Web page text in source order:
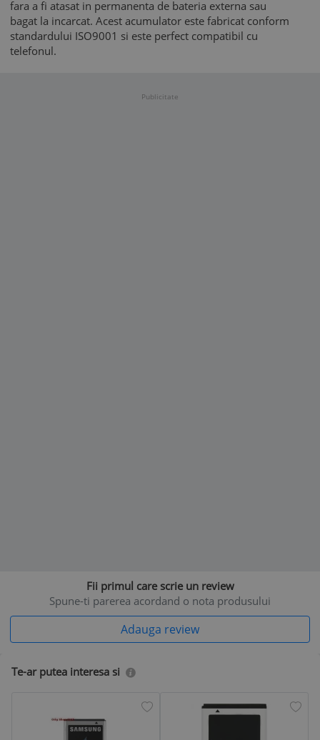
fara a fi atasat in permanenta de bateria externa sau
bagat la incarcat. Acest acumulator este fabricat conform
standardului ISO9001 si este perfect compatibil cu
telefonul.
Publicitate
Fii primul care scrie un review
Spune-ti parerea acordand o nota produsului
Adauga review
Te-ar putea interesa si